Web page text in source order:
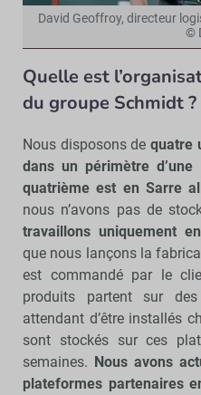
David Geoffroy, directeur
©
Quelle est
du groupe Schmidt ?
Nous disposons de quatre
dans un périmètre
quatrième est en Sarre
nous n’avons pas de
travaillons uniquement
que nous lançons la
est commandé par le
produits partent sur
attendant d’être installés
sont stockés sur ces
semaines. Nous avons
plateformes partenaires